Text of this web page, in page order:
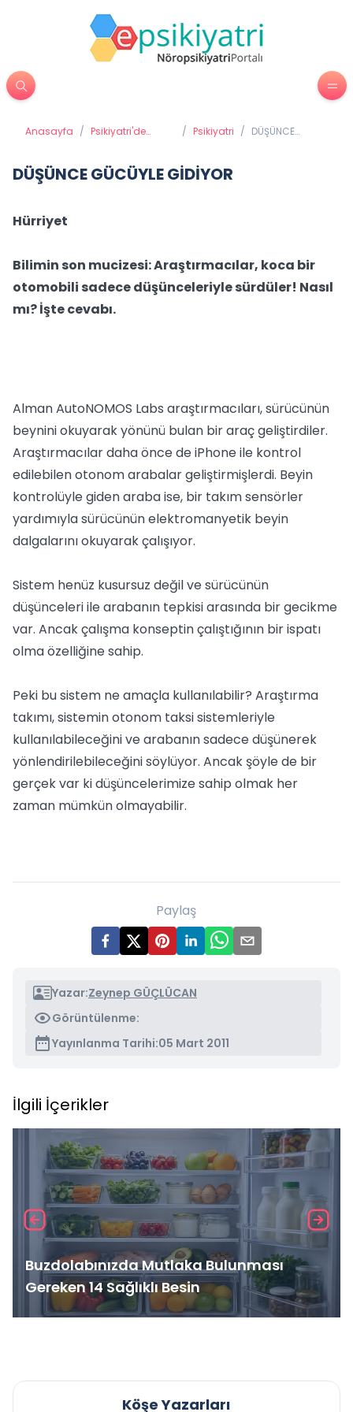
Anasayfa / Psikiyatri'de
/ Psikiyatri / DÜŞÜNCE
DÜŞÜNCE GÜCÜYLE GİDİYOR
Hürriyet
Bilimin son mucizesi: Araştırmacılar, koca bir
otomobili sadece düşünceleriyle sürdüler! Nasıl
mı? İşte cevabı.
Alman AutoNOMOS Labs araştırmacıları, sürücünün
beynini okuyarak yönünü bulan bir araç geliştirdiler.
Araştırmacılar daha önce de iPhone ile kontrol
edilebilen otonom arabalar geliştirmişlerdi. Beyin
kontrolüyle giden araba ise, bir takım sensörler
yardımıyla sürücünün elektromanyetik beyin
dalgalarını okuyarak çalışıyor.
Sistem henüz kusursuz değil ve sürücünün
düşünceleri ile arabanın tepkisi arasında bir gecikme
var. Ancak çalışma konseptin çalıştığının bir ispatı
olma özelliğine sahip.
Peki bu sistem ne amaçla kullanılabilir? Araştırma
takımı, sistemin otonom taksi sistemleriyle
kullanılabileceğini ve arabanın sadece düşünerek
yönlendirilebileceğini söylüyor. Ancak şöyle de bir
gerçek var ki düşüncelerimize sahip olmak her
zaman mümkün olmayabilir.
Paylaş
Yazar:Zeynep GÜÇLÜCAN
Görüntülenme:
Yayınlanma Tarihi:05 Mart 2011
İlgili İçerikler
Buzdolabınızda Mutlaka Bulunması
Gereken 14 Sağlıklı Besin
Köşe Yazarları